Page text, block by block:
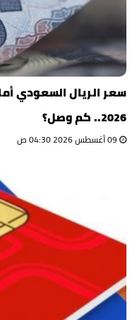
2026.. كم وصل؟